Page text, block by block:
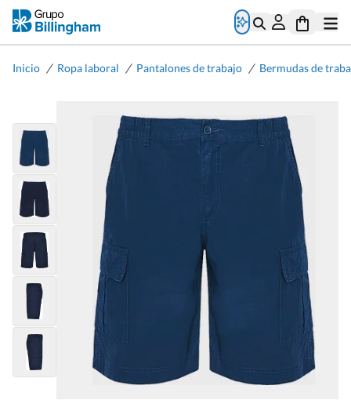
Inicio / Ropa laboral / Pantalones de trabajo / Bermudas de